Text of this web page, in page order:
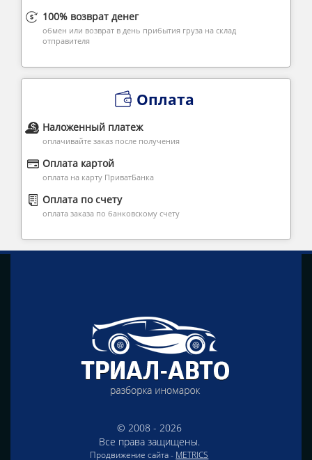
100% возврат денег
обмен или возврат в день прибытия груза на склад
отправителя
Оплата
Наложенный платеж
оплачивайте заказ после получения
Оплата картой
оплата на карту ПриватБанка
Оплата по счету
оплата заказа по банковскому счету
© 2008 - 2026
Все права защищены.
Продвижение сайта - METRICS